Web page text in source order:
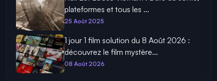
plateformes et tous les ...
25 Août 2025
1 jour 1 film solution du 8 Août 2026 :
découvrez le film mystère...
08 Août 2026